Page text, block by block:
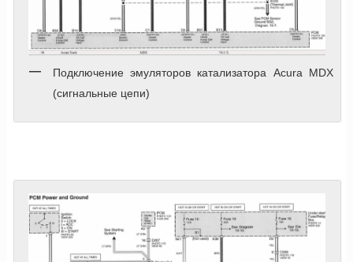
Подключение эмуляторов катализатора Acura MDX
(сигнальные цепи)